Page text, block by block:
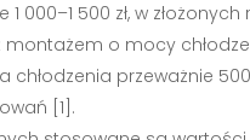
1 000–1 500 zł, w
o mocy
przeważnie
[1].